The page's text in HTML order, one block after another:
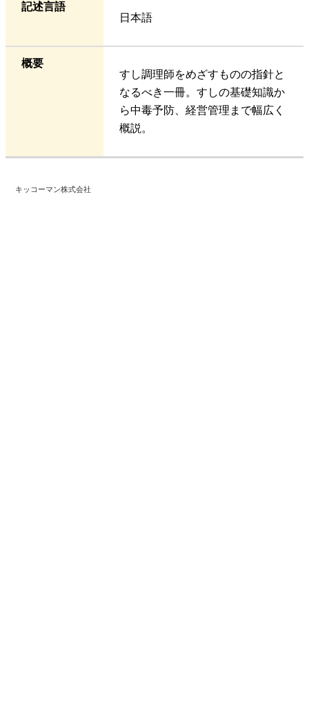
記述言語
日本語
概要
すし調理師をめざすものの指針と
なるべき一冊。すしの基礎知識か
ら中毒予防、経営管理まで幅広く
概説。
キッコーマン株式会社